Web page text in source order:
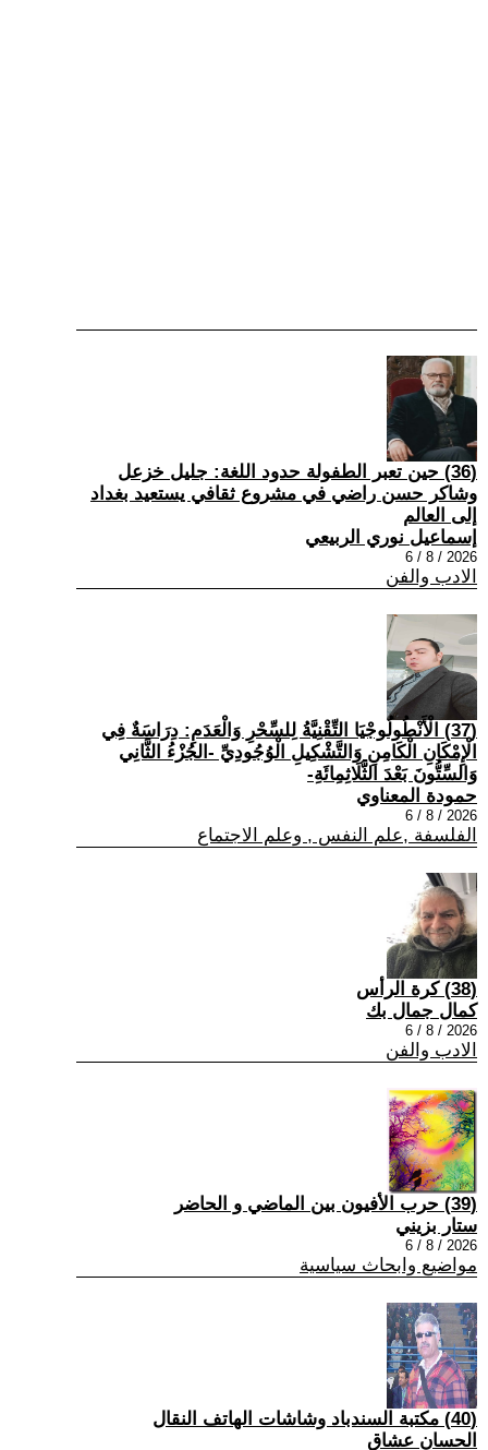
(36) حين تعبر الطفولة حدود اللغة: جليل خزعل
وشاكر حسن راضي في مشروع ثقافي يستعيد بغداد
إلى العالم
إسماعيل نوري الربيعي
2026 / 8 / 6
الادب والفن
(37) الْأَنْطُولُوجْيَا التِّقْنِيَّةُ لِلسِّحْرِ وَالْعَدَمِ: دِرَاسَةٌ فِي
الْإِمْكَانِ الْكَامِنِ وَالتَّشْكِيلِ الْوُجُودِيِّ -الجُزْءُ الثَّانِي
وَالسِّتُّونَ بَعْدَ الثَّلَاثِمِائَةِ-
حمودة المعناوي
2026 / 8 / 6
الفلسفة ,علم النفس , وعلم الاجتماع
(38) كرة الرأس
كمال جمال بك
2026 / 8 / 6
الادب والفن
(39) حرب الأفيون بين الماضي و الحاضر
ستار بزيني
2026 / 8 / 6
مواضيع وابحاث سياسية
(40) مكتبة السندباد وشاشات الهاتف النقال
الحسان عشاق